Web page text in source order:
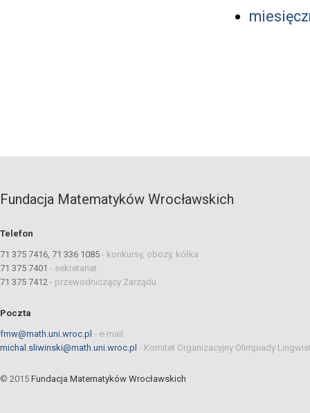
Fundacja Matematyków Wrocławskich
Telefon
71 375 7416, 71 336 1085 - konkursy, obozy, kółka
71 375 7401 - sekretariat
71 375 7412 - przewodniczący Zarządu
Poczta
fmw@math.uni.wroc.pl - e-mail
michal.sliwinski@math.uni.wroc.pl - Komitet Organizacyjny Olimpiady
© 2015 Fundacja Matematyków Wrocławskich